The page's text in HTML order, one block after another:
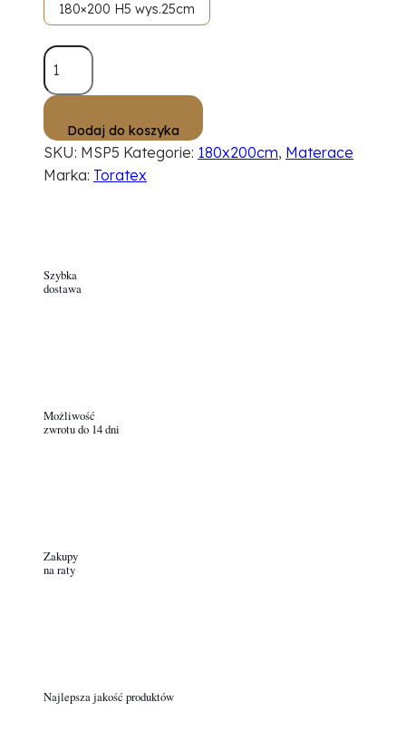
180×200 H5 wys.25cm
ilość
Materac
ProSoft
180×200
kieszeniowo
sprężynowy
Dodaj do koszyka
SKU: MSP5 Kategorie: 180x200cm, Materace
Marka: Toratex
Szybka
dostawa
Możliwość
zwrotu do 14 dni
Zakupy
na raty
Najlepsza jakość produktów